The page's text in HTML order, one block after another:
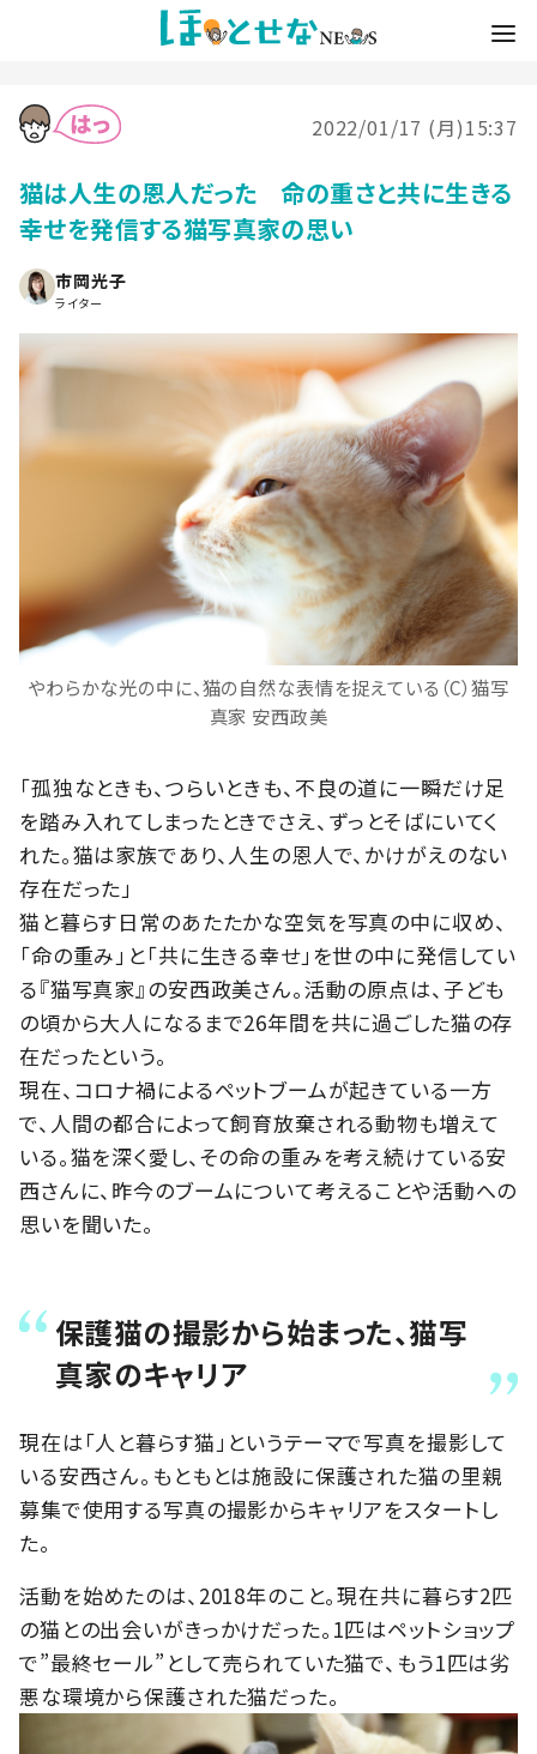
2022/01/17 (月)15:37
猫は人生の恩人だった 命の重さと共に生きる
幸せを発信する猫写真家の思い
市岡光子
ライター
やわらかな光の中に、猫の自然な表情を捉えている（C）猫写
真家 安西政美
「孤独なときも、つらいときも、不良の道に一瞬だけ足
を踏み入れてしまったときでさえ、ずっとそばにいてく
れた。猫は家族であり、人生の恩人で、かけがえのない
存在だった」
猫と暮らす日常のあたたかな空気を写真の中に収め、
「命の重み」と「共に生きる幸せ」を世の中に発信してい
る『猫写真家』の安西政美さん。活動の原点は、子ども
の頃から大人になるまで26年間を共に過ごした猫の存
在だったという。
現在、コロナ禍によるペットブームが起きている一方
で、人間の都合によって飼育放棄される動物も増えて
いる。猫を深く愛し、その命の重みを考え続けている安
西さんに、昨今のブームについて考えることや活動への
思いを聞いた。
保護猫の撮影から始まった、猫写
真家のキャリア
現在は「人と暮らす猫」というテーマで写真を撮影して
いる安西さん。もともとは施設に保護された猫の里親
募集で使用する写真の撮影からキャリアをスタートし
た。
活動を始めたのは、2018年のこと。現在共に暮らす2匹
の猫との出会いがきっかけだった。1匹はペットショップ
で”最終セール”として売られていた猫で、もう1匹は劣
悪な環境から保護された猫だった。